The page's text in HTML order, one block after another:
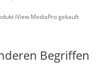
iView MediaPro gekauft
Begriffen